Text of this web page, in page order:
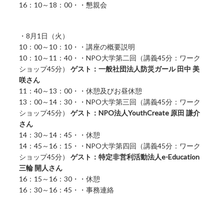
16：10～18：00・・懇親会
・8月1日（火）
10：00～10：10・・講座の概要説明
10：10～11：40・・NPO大学第二回（講義45分：ワーク
ショップ45分）ゲスト：一般社団法人防災ガール 田中 美
咲さん
11：40～13：00・・休憩及びお昼休憩
13：00～14：30・・NPO大学第三回（講義45分：ワーク
ショップ45分）ゲスト：NPO法人YouthCreate 原田 謙介
さん
14：30～14：45・・休憩
14：45～16：15・・NPO大学第四回（講義45分：ワーク
ショップ45分）ゲスト：特定非営利活動法人e-Education
三輪 開人さん
16：15～16：30・・休憩
16：30～16：45・・事務連絡